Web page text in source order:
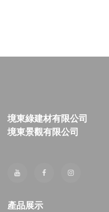
境東綠建材有限公司
境東景觀有限公司
產品展示